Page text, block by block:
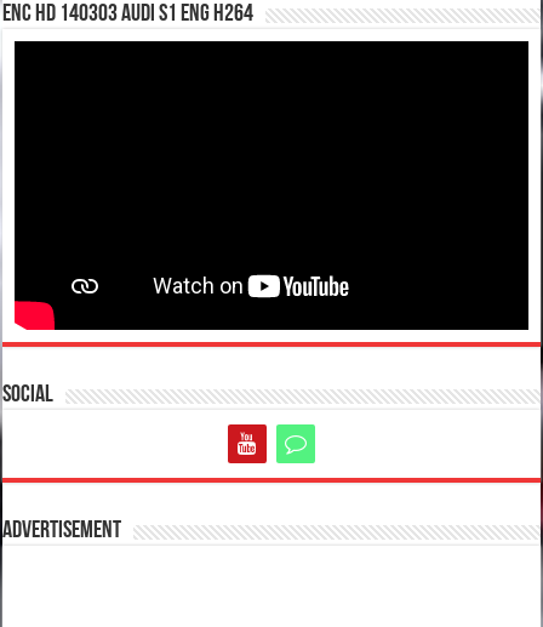
enc hd 140303 Audi S1 ENG H264
Social
Advertisement